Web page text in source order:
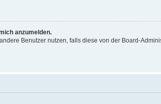
anzumelden.
Benutzer nutzen, falls diese von der Board-